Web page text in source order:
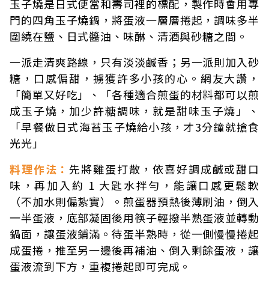
玉子燒是日式便當和壽司裡的標配，製作時會用專
門的四角玉子燒鍋，將蛋液一層層捲起，調味多半
圍繞在鹽、日式醬油、味醂、清酒與砂糖之間。
一派走清爽路線，只有淡淡鹹香；另一派則加入砂
糖，口感偏甜，擄獲許多小孩的心。網友大讚，
「簡單又好吃」、「各種適合煎蛋的材料都可以煎
成玉子燒，加少許糖調味，就是甜味玉子燒」、
「早餐做日式海苔玉子燒給小孩，才3分鐘就搶食
光光」
料理作法：先將雞蛋打散，依喜好調成鹹或甜口
味，再加入約 1 大匙水拌勻，能讓口感更鬆軟
（不加水則偏紮實）。煎蛋器預熱後薄刷油，倒入
一半蛋液，底部凝固後用筷子輕撥半熟蛋液並轉動
鍋面，讓蛋液鋪滿。待蛋半熟時，從一側慢慢捲起
成蛋捲，推至另一邊後再補油、倒入剩餘蛋液，讓
蛋液流到下方，重複捲起即可完成。